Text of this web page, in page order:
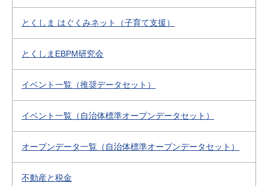
とくしま はぐくみネット（子育て支援）
とくしまEBPM研究会
イベント一覧（推奨データセット）
イベント一覧（自治体標準オープンデータセット）
オープンデータ一覧（自治体標準オープンデータセット）
不動産と税金